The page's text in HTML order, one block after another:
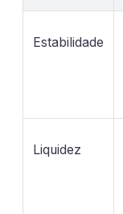
Estabilidade
Liquidez